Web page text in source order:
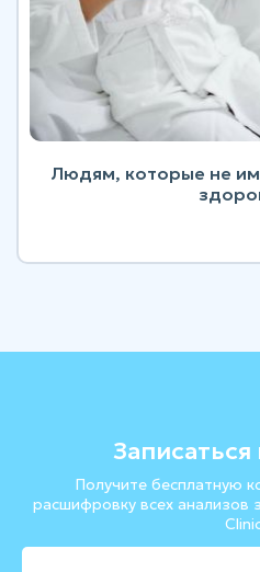
Людям, которые не
Записаться
Получите бесплатную
расшифровку всех анализов